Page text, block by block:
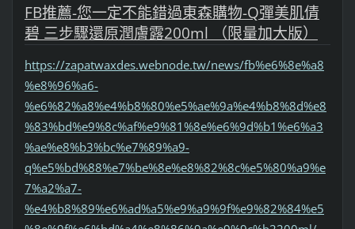
FB推薦-您一定不能錯過東森購物-Q彈美肌倩
碧 三步驟還原潤膚露200ml （限量加大版）
https://zapatwaxdes.webnode.tw/news/fb%e6%8e%a8
%e8%96%a6-
%e6%82%a8%e4%b8%80%e5%ae%9a%e4%b8%8d%e8
%83%bd%e9%8c%af%e9%81%8e%e6%9d%b1%e6%a3
%ae%e8%b3%bc%e7%89%a9-
q%e5%bd%88%e7%be%8e%e8%82%8c%e5%80%a9%e
7%a2%a7-
%e4%b8%89%e6%ad%a5%e9%a9%9f%e9%82%84%e5